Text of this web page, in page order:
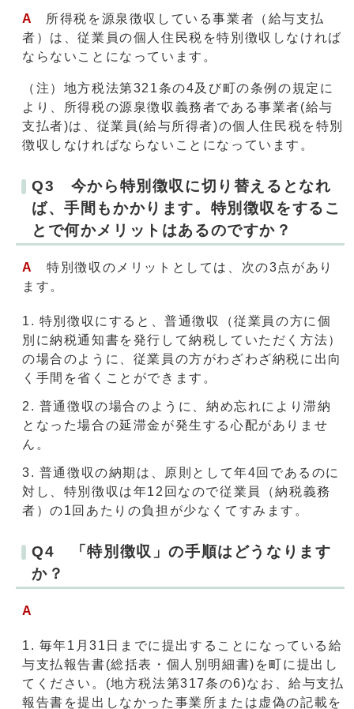
A 所得税を源泉徴収している事業者（給与支払
者）は、従業員の個人住民税を特別徴収しなければ
ならないことになっています。
（注）地方税法第321条の4及び町の条例の規定に
より、所得税の源泉徴収義務者である事業者(給与
支払者)は、従業員(給与所得者)の個人住民税を特別
徴収しなければならないことになっています。
Q3 今から特別徴収に切り替えるとなれ
ば、手間もかかります。特別徴収をするこ
とで何かメリットはあるのですか？
A
特別徴収のメリットとしては、次の3点があり
ます。
特別徴収にすると、普通徴収（従業員の方に個
別に納税通知書を発行して納税していただく方法）
の場合のように、従業員の方がわざわざ納税に出向
く手間を省くことができます。
普通徴収の場合のように、納め忘れにより滞納
となった場合の延滞金が発生する心配がありませ
ん。
普通徴収の納期は、原則として年4回であるのに
対し、特別徴収は年12回なので従業員（納税義務
者）の1回あたりの負担が少なくてすみます。
Q4 「特別徴収」の手順はどうなります
か？
A
毎年1月31日までに提出することになっている給
与支払報告書(総括表・個人別明細書)を町に提出し
てください。(地方税法第317条の6)なお、給与支払
報告書を提出しなかった事業所または虚偽の記載を